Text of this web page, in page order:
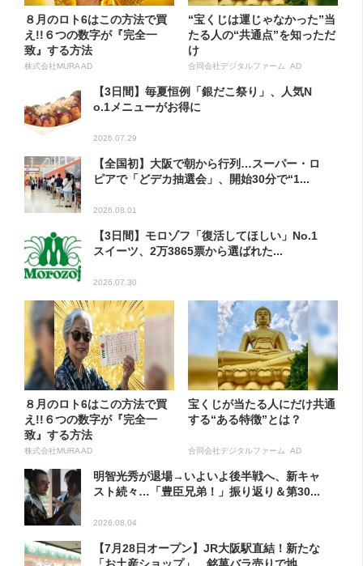
８月のロト6はこの方法で買
え!!６つの数字が『完全一
致』する方法
株式会社MURA AD
“宝くじは運じゃなかった”当
たる人の“共通点”を知っただ
け
合同会社デジタルファーム AD
【3日間】毎夏恒例「銀だこ祭り」、人気N
o.1メニューがお得に
2026.07.29
【全国初】大阪で朝から行列…スーパー・ロ
ピアで「どデカ抽選会」、開始30分で“1...
2026.08.01
【3日間】モロゾフ「復活してほしい」No.1
スイーツ、2万3865票から選ばれた...
2026.07.30
８月のロト6はこの方法で買
え!!６つの数字が『完全一
致』する方法
株式会社MURA AD
宝くじが当たる人にだけ共通
する“ある特徴”とは？
合同会社デジタルファーム AD
明智光秀が退場→いよいよ後半戦へ、新キャ
スト続々…「豊臣兄弟！」振り返り＆第30...
2026.08.04
【7月28日オープン】JR大阪駅直結！新たな